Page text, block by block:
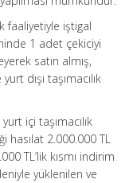
faaliyetiyle iştigal
1 adet çekiciyi
satın almış,
dışı taşımacılık
içi taşımacılık
hasılat 2.000.000 TL
TL’lik kısmı indirim
yüklenilen ve